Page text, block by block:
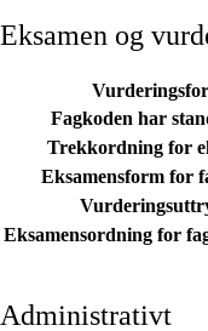
Eksamen og
Fagkoden har
Trekkordning for
Eksamensform for
Eksamensordning for
Administrativt